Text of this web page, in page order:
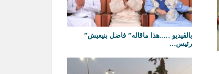
بالڤيديو …..هذا ماقاله” فاضل بنيعيش”
رئيس…